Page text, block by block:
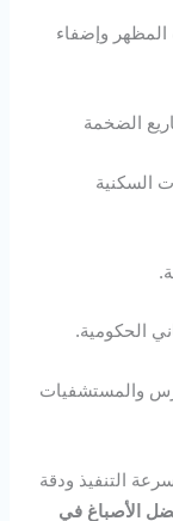
المظهر وإضفاء
السكنية
الحكومية.
والمستشفيات
التنفيذ ودقة
الأصباغ في